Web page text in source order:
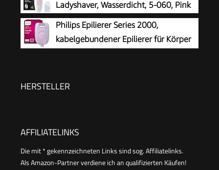
Licht, 30 Min. Betrieb, kabellos, Haarentferner.
Ladyshaver, Wasserdicht, 5-060, Pink
Philips Epilierer Series 2000,
kabelgebundener Epilierer für Körper
BRE237/00
HERSTELLER
AFFILIATELINKS
Die mit * gekennzeichneten Links sind sog. Affiliatelinks.
Als Amazon-Partner verdiene ich an qualifizierten Käufen!